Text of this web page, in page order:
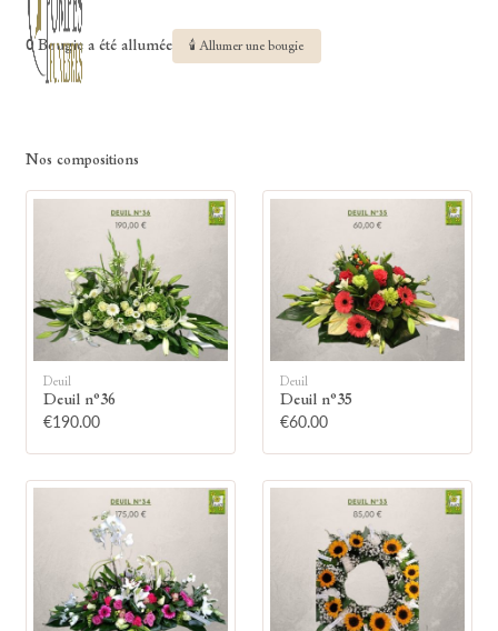
0 Bougie a été allumée 🕯 Allumer une bougie
Nos compositions
Deuil
Deuil n°36
€190.00
Deuil
Deuil n°35
€60.00